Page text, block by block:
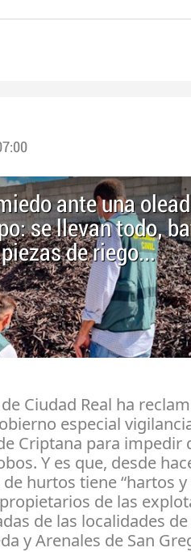
ante una
se llevan todo,
de riego…
Ciudad Real ha
especial
Criptana para impedir
Y es que, desde
hurtos tiene “hartos y
de las
de las localidades
y Arenales de San